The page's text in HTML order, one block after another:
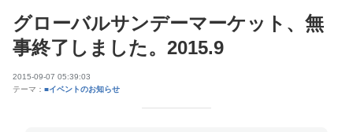
グローバルサンデーマーケット、無
事終了しました。2015.9
2015-09-07 05:39:03
テーマ： ■イベントのお知らせ